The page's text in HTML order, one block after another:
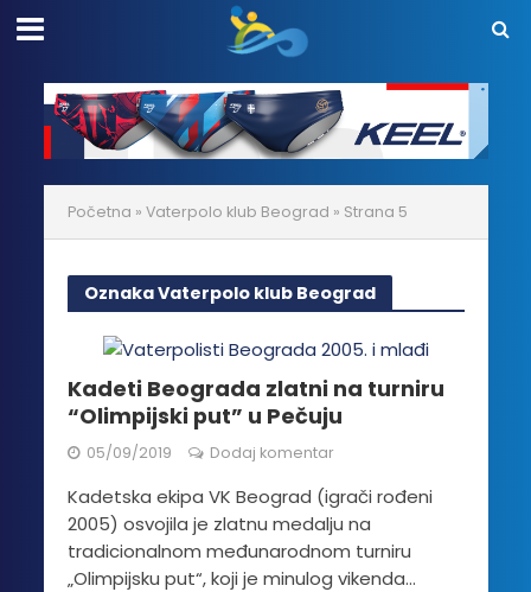
Početna » Vaterpolo klub Beograd » Strana 5
Oznaka Vaterpolo klub Beograd
Kadeti Beograda zlatni na turniru
“Olimpijski put” u Pečuju
05/09/2019 Dodaj komentar
Kadetska ekipa VK Beograd (igrači rođeni
2005) osvojila je zlatnu medalju na
tradicionalnom međunarodnom turniru
„Olimpijsku put“, koji je minulog vikenda...